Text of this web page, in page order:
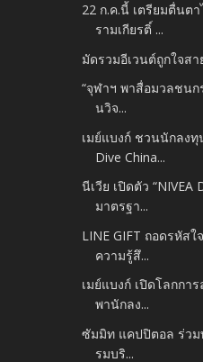
22 ก.ค.นี้ เตรียมตื่นต
รามเกียรติ์ ...
มัดรวมอีเวนต์ถูกใจส
“จุฬาฯ พาสื่อมวลชน
นวิจ...
เมย์แบงก์ ชวนนักลง
Dive China...
นีเวีย เปิดตัว “NIVEA
มาตรฐา...
LINE GIFT ถอดรหัส
ความรู้สึ...
เมย์แบงก์ เปิดโลกกา
พานักลง...
ซัมมิท แคปปิตอล ร่วม
รมบริ...